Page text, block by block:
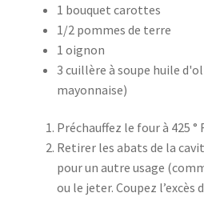
1 bouquet carottes
1/2 pommes de terre
1 oignon
3 cuillère à soupe huile
mayonnaise)
Préchauffez le four à 425 °
Retirer les abats de la
pour un autre usage
ou le jeter. Coupez l’excès